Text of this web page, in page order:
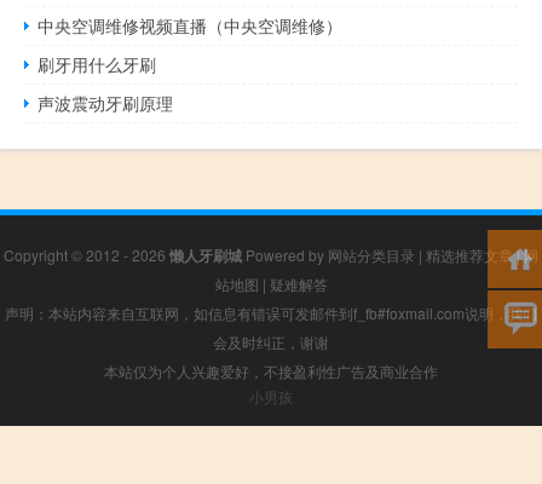
中央空调维修视频直播（中央空调维修）
刷牙用什么牙刷
声波震动牙刷原理
Copyright © 2012 - 2026 懒人牙刷城 Powered by 网站分类目录 | 精选推荐文章|网
站地图 | 疑难解答
声明：本站内容来自互联网，如信息有错误可发邮件到f_fb#foxmail.com说明，我们
会及时纠正，谢谢
本站仅为个人兴趣爱好，不接盈利性广告及商业合作
小男孩